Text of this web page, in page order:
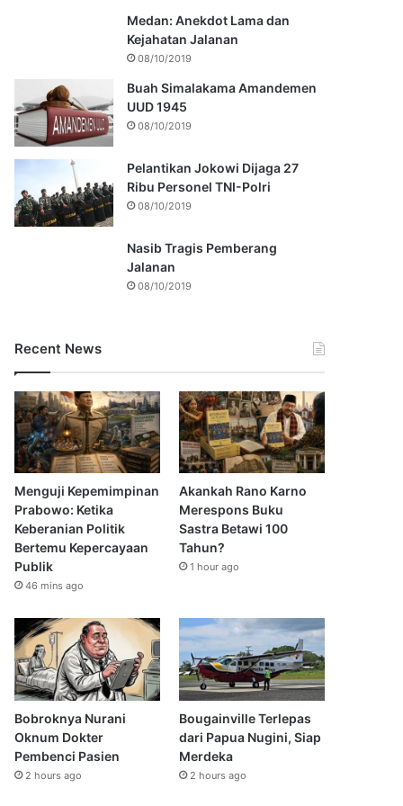
Medan: Anekdot Lama dan
Kejahatan Jalanan
08/10/2019
Buah Simalakama Amandemen
UUD 1945
08/10/2019
Pelantikan Jokowi Dijaga 27
Ribu Personel TNI-Polri
08/10/2019
Nasib Tragis Pemberang
Jalanan
08/10/2019
Recent News
Menguji Kepemimpinan
Prabowo: Ketika
Keberanian Politik
Bertemu Kepercayaan
Publik
46 mins ago
Akankah Rano Karno
Merespons Buku
Sastra Betawi 100
Tahun?
1 hour ago
Bobroknya Nurani
Oknum Dokter
Pembenci Pasien
2 hours ago
Bougainville Terlepas
dari Papua Nugini, Siap
Merdeka
2 hours ago